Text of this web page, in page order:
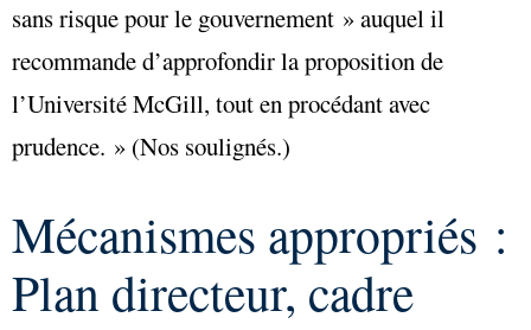
sans risque pour le gouvernement » auquel il
recommande d’approfondir la proposition de
l’Université McGill, tout en procédant avec
prudence. » (Nos soulignés.)
Mécanismes appropriés :
Plan directeur, cadre